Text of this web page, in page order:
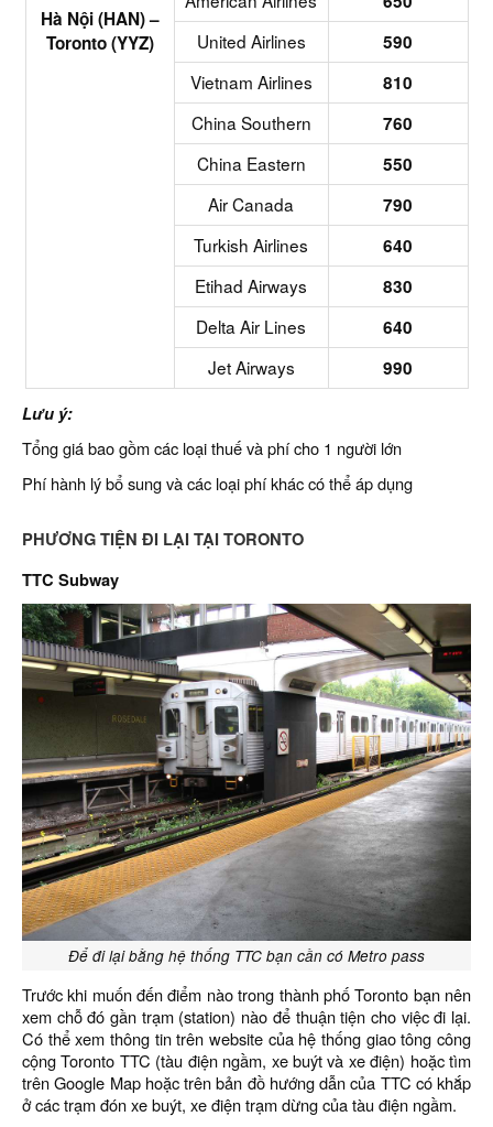
Hà Nội (HAN) –
Toronto (YYZ)
United Airlines
590
Vietnam Airlines
810
China Southern
760
China Eastern
550
Air Canada
790
Turkish Airlines
640
Etihad Airways
830
Delta Air Lines
640
Jet Airways
990
Lưu ý:
Tổng giá bao gồm các loại thuế và phí cho 1 người lớn
Phí hành lý bổ sung và các loại phí khác có thể áp dụng
PHƯƠNG TIỆN ĐI LẠI TẠI TORONTO
TTC Subway
Để đi lại bằng hệ thống TTC bạn cần có Metro pass
Trước khi muốn đến điểm nào trong thành phố Toronto bạn nên
xem chỗ đó gần trạm (station) nào để thuận tiện cho việc đi lại.
Có thể xem thông tin trên website của hệ thống giao tông công
cộng Toronto TTC (tàu điện ngầm, xe buýt và xe điện) hoặc tìm
trên Google Map hoặc trên bản đồ hướng dẫn của TTC có khắp
ở các trạm đón xe buýt, xe điện trạm dừng của tàu điện ngầm.